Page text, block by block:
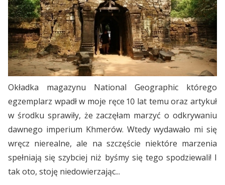
Okładka magazynu National Geographic którego
egzemplarz wpadł w moje ręce 10 lat temu oraz artykuł
w środku sprawiły, że zaczęłam marzyć o odkrywaniu
dawnego imperium Khmerów. Wtedy wydawało mi się
wręcz nierealne, ale na szczęście niektóre marzenia
spełniają się szybciej niż byśmy się tego spodziewali! I
tak oto, stoję niedowierzając...